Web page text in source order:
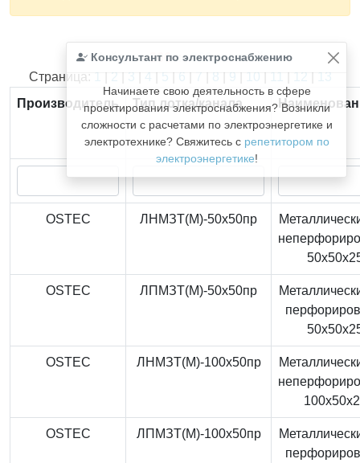
Консультант по электроснабжению
Начинаете свою деятельность в сфере
проектирования электроснабжения? Возникли
сложности с расчетами по электроэнергетике и
электротехнике? Свяжитесь с репетитором по
электроэнергетике!
Найдено366из366записей.
Страница: 1 | 2 | 3 | 4 | 5 | 6 | 7 | 8 | 9 | 10 | 11 | 12 | 13
Производитель
Тип лотка/канала
OSTEC ЛНМЗТ(М)-50x50пр
OSTEC ЛПМЗТ(М)-50x50пр
OSTEC ЛНМЗТ(М)-100x50пр
OSTEC ЛПМЗТ(М)-100x50пр